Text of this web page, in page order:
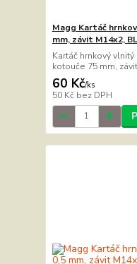
Magg Kartáč
mm, závit M14x2,
Kartáč hrnkový
kotouče 75 mm,
60 Kč/ks
50 Kč bez DPH